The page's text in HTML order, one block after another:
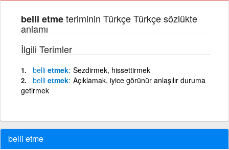
belli etmeteriminin Türkçe Türkçe sözlükte
anlamı
İlgili Terimler
belli etmek Sezdirmek, hissettirmek
belli etmek Açıklamak, iyice görünür anlaşılır duruma
getirmek
belli etme